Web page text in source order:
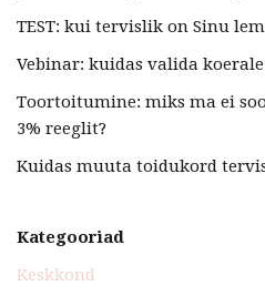
TEST: kui tervislik on Sinu
Vebinar: kuidas valida
Toortoitumine: miks ma ei
3% reeglit?
Kuidas muuta toidukord
Kategooriad
Keskkond